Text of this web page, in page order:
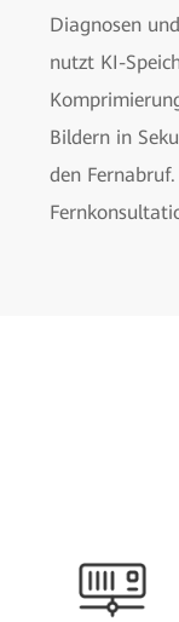
Diagnosen
nutzt KI-
Bildern in
den